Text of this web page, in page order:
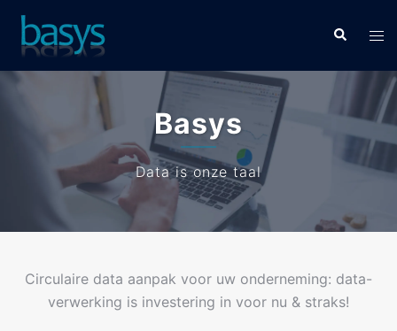
Basys
Data is onze taal
Circulaire data aanpak voor uw onderneming: data-
verwerking is investering in voor nu & straks!